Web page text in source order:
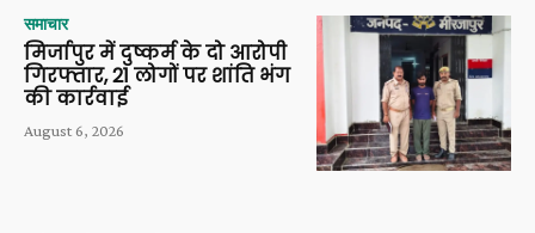
समाचार
मिर्जापुर में दुष्कर्म के दो आरोपी
गिरफ्तार, 21 लोगों पर शांति भंग
की कार्रवाई
August 6, 2026